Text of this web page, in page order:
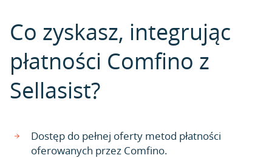
Co zyskasz, integrując
płatności Comfino z
Sellasist?
Dostęp do pełnej oferty metod płatności
oferowanych przez Comfino.